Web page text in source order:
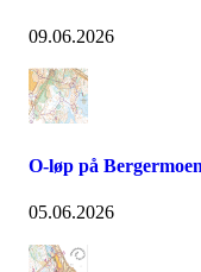
09.06.2026
O-løp på
05.06.2026